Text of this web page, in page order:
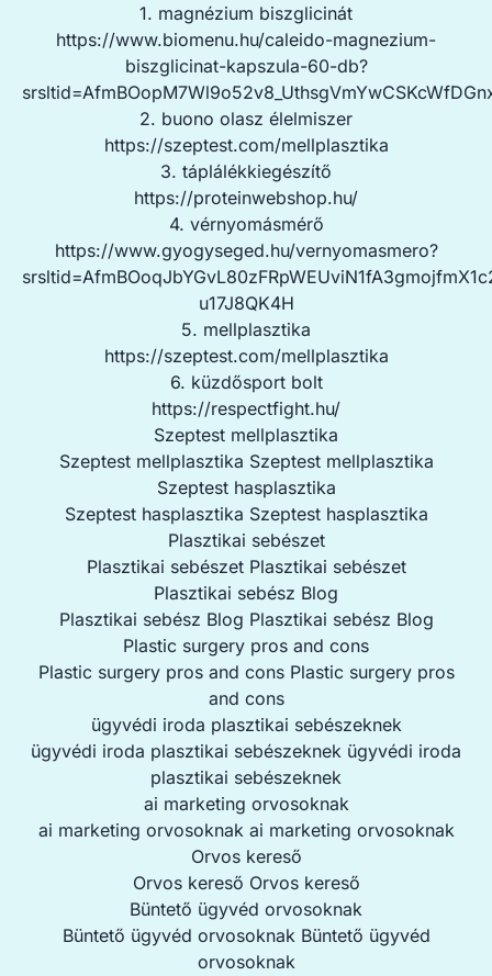
1. magnézium biszglicinát
https://www.biomenu.hu/caleido-magnezium-
biszglicinat-kapszula-60-db?
2. buono olasz élelmiszer
https://szeptest.com/mellplasztika
3. táplálékkiegészítő
https://proteinwebshop.hu/
4. vérnyomásmérő
https://www.gyogyseged.hu/vernyomasmero?
u17J8QK4H
5. mellplasztika
https://szeptest.com/mellplasztika
6. küzdősport bolt
https://respectfight.hu/
Szeptest mellplasztika
Szeptest mellplasztika Szeptest mellplasztika
Szeptest hasplasztika
Szeptest hasplasztika Szeptest hasplasztika
Plasztikai sebészet
Plasztikai sebészetPlasztikai sebészet
Plasztikai sebész Blog
Plasztikai sebész Blog Plasztikai sebész Blog
Plastic surgery pros and cons
Plastic surgery pros and consPlastic surgery pros
and cons
ügyvédi iroda plasztikai sebészeknek
ügyvédi iroda plasztikai sebészeknek ügyvédi iroda
plasztikai sebészeknek
ai marketing orvosoknak
ai marketing orvosoknakai marketing orvosoknak
Orvos kereső
Orvos kereső Orvos kereső
Büntető ügyvéd orvosoknak
Büntető ügyvéd orvosoknakBüntető ügyvéd
orvosoknak